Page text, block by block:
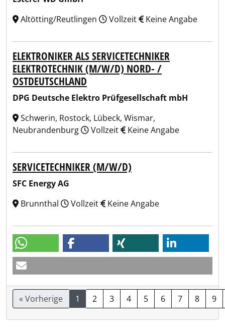
Altötting/Reutlingen
Vollzeit Keine Angabe
ELEKTRONIKER ALS SERVICETECHNIKER
ELEKTROTECHNIK (M/W/D) NORD- /
OSTDEUTSCHLAND
DPG Deutsche Elektro Prüfgesellschaft mbH
Schwerin, Rostock, Lübeck, Wismar,
Neubrandenburg
Vollzeit Keine Angabe
SERVICETECHNIKER (M/W/D)
SFC Energy AG
Brunnthal
Vollzeit Keine Angabe
« Vorherige 1 2 3 4 5 6 7 8 9